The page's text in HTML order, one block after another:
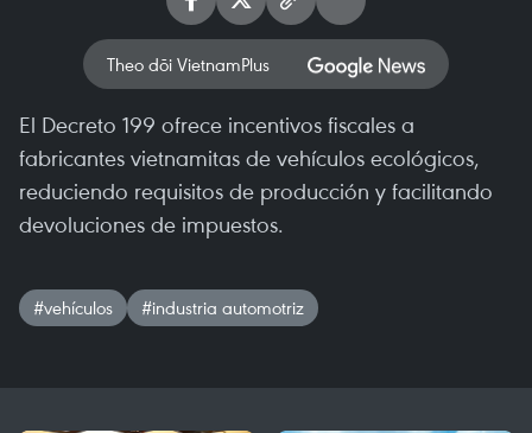
Theo dõi VietnamPlus
El Decreto 199 ofrece incentivos fiscales a
fabricantes vietnamitas de vehículos ecológicos,
reduciendo requisitos de producción y facilitando
devoluciones de impuestos.
#vehículos #industria automotriz